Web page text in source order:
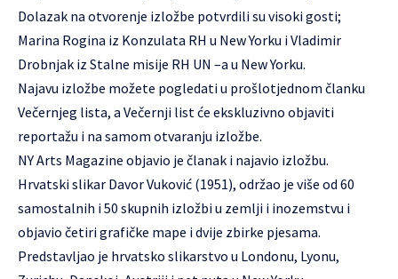
Dolazak na otvorenje izložbe potvrdili su visoki gosti;
Marina Rogina iz Konzulata RH u New Yorku i Vladimir
Drobnjak iz Stalne misije RH UN –a u New Yorku.
Najavu izložbe možete pogledati u prošlotjednom članku
Večernjeg lista, a Večernji list će ekskluzivno objaviti
reportažu i na samom otvaranju izložbe.
NY Arts Magazine objavio je članak i najavio izložbu.
Hrvatski slikar Davor Vuković (1951), održao je više od 60
samostalnih i 50 skupnih izložbi u zemlji i inozemstvu i
objavio četiri grafičke mape i dvije zbirke pjesama.
Predstavljao je hrvatsko slikarstvo u Londonu, Lyonu,